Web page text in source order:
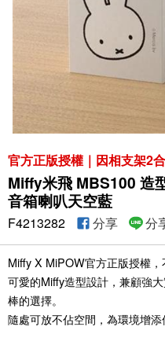
官方正版授權｜因相支架2
Miffy米飛 MBS100 造
音箱喇叭天空藍
F4213282 分享 分
Miffy X MiPOW官方正版授權
可愛的Miffy造型設計，兼顧強
棒的選擇。
隨處可放不佔空間，為環境增添